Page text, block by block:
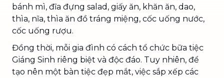
bánh mì, đĩa đựng salad, giấy ăn, khăn ăn, dao,
thìa, nĩa, thìa ăn đồ tráng miệng, cốc uống nước,
cốc uống rượu.
Đồng thời, mỗi gia đình có cách tổ chức bữa tiệc
Giáng Sinh riêng biệt và độc đáo. Tuy nhiên, để
tạo nên một bàn tiệc đẹp mắt, việc sắp xếp các